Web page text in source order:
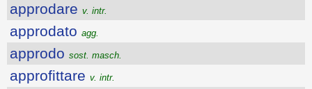
approdare v. intr.
approdato agg.
approdo sost. masch.
approfittare v. intr.